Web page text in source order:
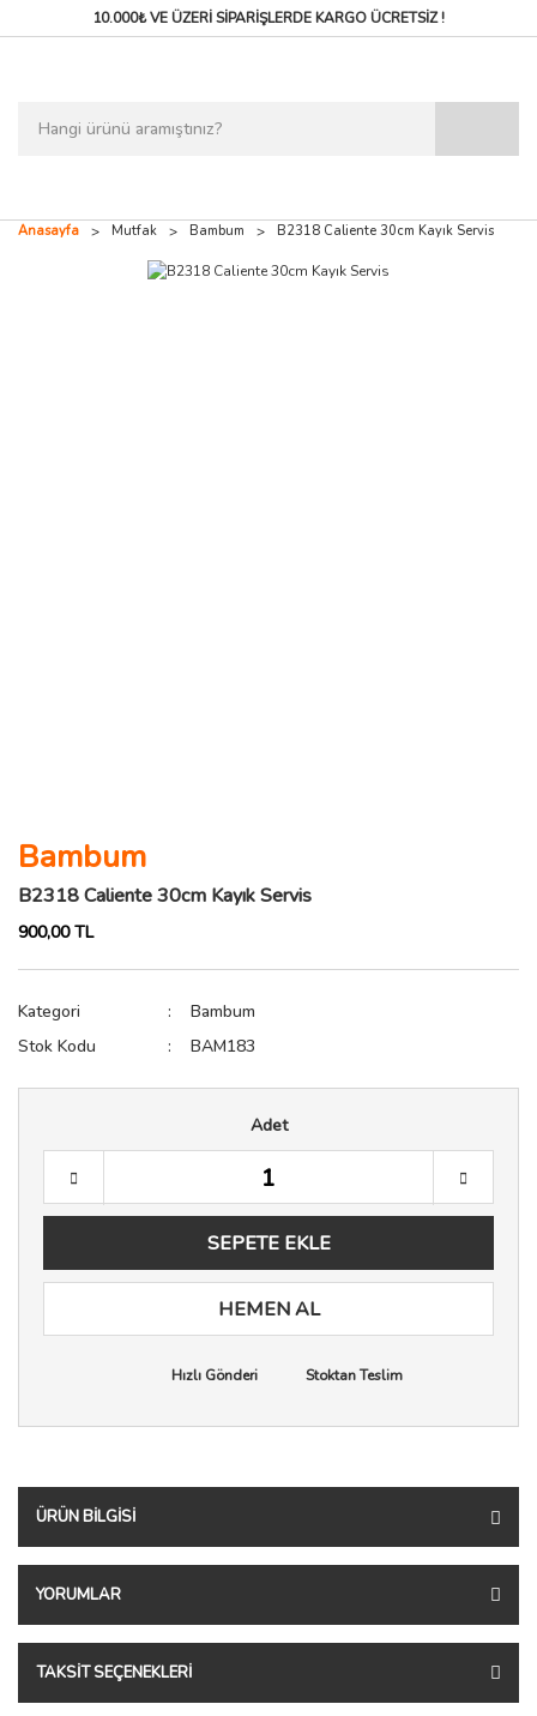
10.000₺ VE ÜZERİ SİPARİŞLERDEKARGO ÜCRETSİZ !
Anasayfa Mutfak Bambum B2318 Caliente 30cm Kayık Servis
Bambum
B2318 Caliente 30cm Kayık Servis
900,00 TL
Kategori
Bambum
Stok Kodu
BAM183
Adet
SEPETE EKLE
HEMEN AL
Hızlı Gönderi Stoktan Teslim
ÜRÜN BILGISI
YORUMLAR
TAKSIT SEÇENEKLERI